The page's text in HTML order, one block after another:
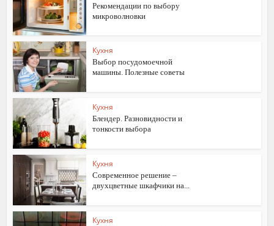
Рекомендации по выбору
микроволновки
Кухня
Выбор посудомоечной
машины. Полезные советы
Кухня
Блендер. Разновидности и
тонкости выбора
Кухня
Современное решение –
двухцветные шкафчики на...
Кухня